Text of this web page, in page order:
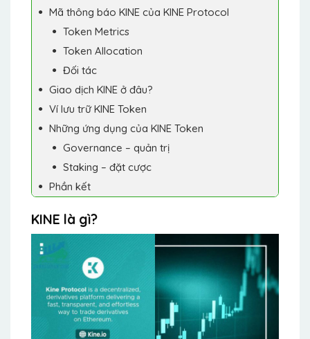
Mã thông báo KINE của KINE Protocol
Token Metrics
Token Allocation
Đối tác
Giao dịch KINE ở đâu?
Ví lưu trữ KINE Token
Những ứng dụng của KINE Token
Governance – quản trị
Staking – đặt cược
Phần kết
KINE là gì?